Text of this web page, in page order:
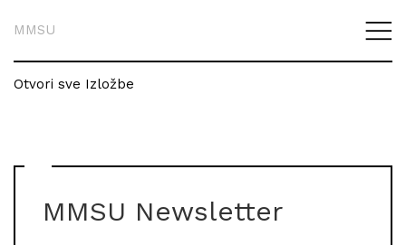
MMSU
Otvori sve Izložbe
MMSU Newsletter